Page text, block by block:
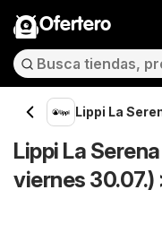
Ofertero
Lippi La
Lippi La
viernes